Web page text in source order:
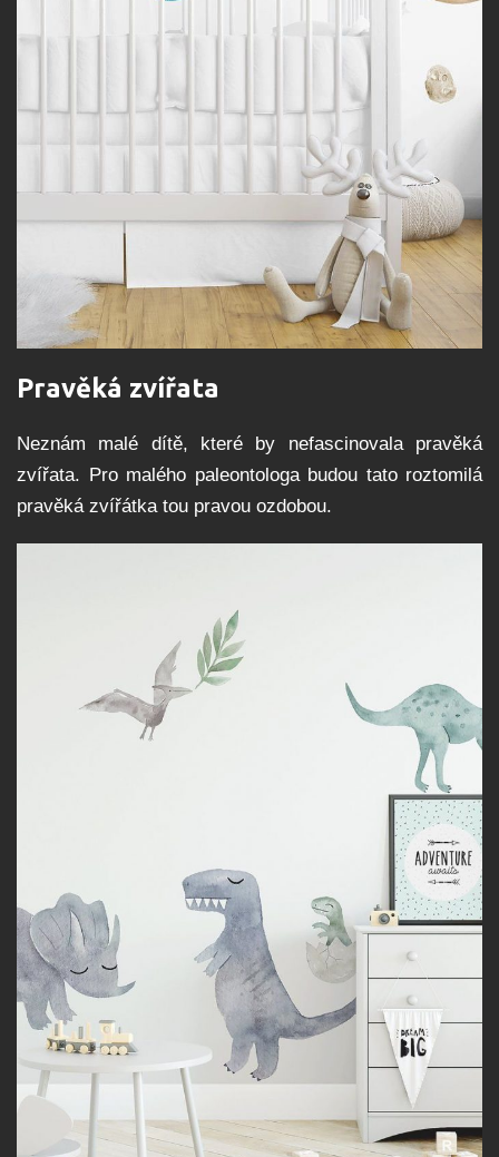
Pravěká zvířata
Neznám malé dítě, které by nefascinovala pravěká
zvířata. Pro malého paleontologa budou tato roztomilá
pravěká zvířátka tou pravou ozdobou.